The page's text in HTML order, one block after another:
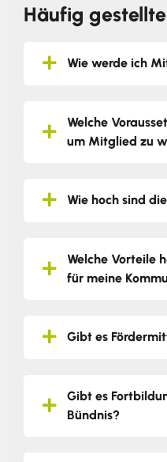
Häufig
Wie werde ich
Welche
um Mitglied zu
Wie hoch sind
Welche Vorteile
für meine
Gibt es
Gibt es
Bündnis?